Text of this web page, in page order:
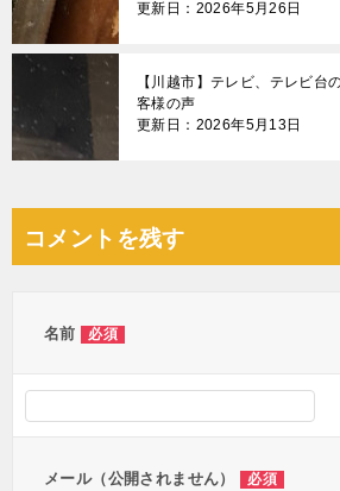
更新日：2026年5月26日
【川越市】テレビ、テレビ
客様の声
更新日：2026年5月13日
コメントを残す
名前 必須
メール（公開されません） 必須